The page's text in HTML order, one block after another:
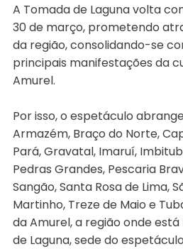
A Tomada de Laguna volta
30 de março, prometendo
da região, consolidando-se
principais manifestações da
Amurel.
Por isso, o espetáculo
Armazém, Braço do Norte,
Pará, Gravatal, Imaruí,
Pedras Grandes, Pescaria
Sangão, Santa Rosa de Lima,
Martinho, Treze de Maio e
da Amurel, a região onde
de Laguna, sede do